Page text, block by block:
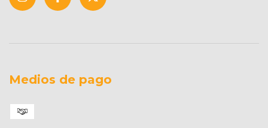
Medios de pago